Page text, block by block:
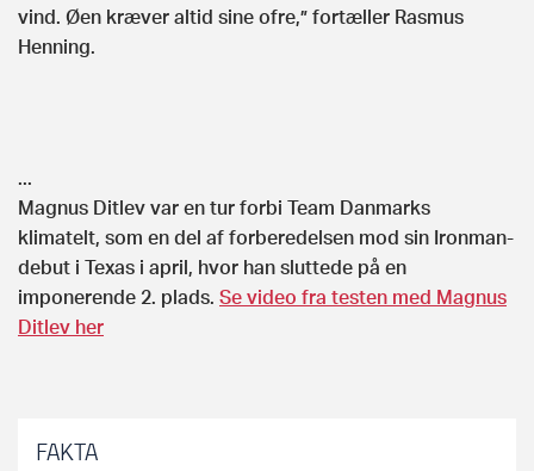
vind. Øen kræver altid sine ofre,” fortæller Rasmus
Henning.
...
Magnus Ditlev var en tur forbi Team Danmarks
klimatelt, som en del af forberedelsen mod sin Ironman-
debut i Texas i april, hvor han sluttede på en
imponerende 2. plads. Se video fra testen med Magnus
Ditlev her
FAKTA